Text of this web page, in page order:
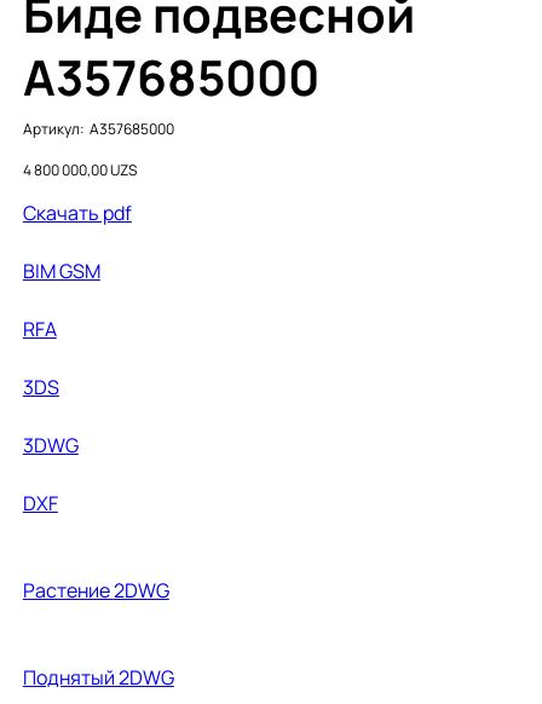
Биде подвесной
A357685000
Артикул:
Артикул:
A357685000
A357685000
Цена
4 800 000,00 UZS
Cкачать pdf
BIM GSM
RFA
3DS
3DWG
DXF
Растение2DWG
Поднятый 2DWG